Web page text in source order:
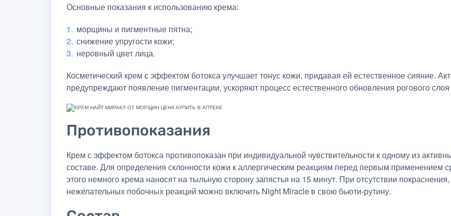
Основные показания к использованию крема:
морщины и пигментные пятна;
снижение упругости кожи;
неровный цвет лица.
Косметический крем с эффектом ботокса улучшает тонус кожи, придавая ей естественное сияние.
предупреждают появление пигментации, ускоряют процесс естественного обновления рогового слоя
Противопоказания
Крем с эффектом ботокса противопоказан при индивидуальной чувствительности к одному из
составе. Для определения склонности кожи к аллергическим реакциям перед первым применением
этого немного крема наносят на тыльную сторону запястья на 15 минут. При отсутствии
нежелательных побочных реакций можно включить Night Miracle в свою бьюти-рутину.